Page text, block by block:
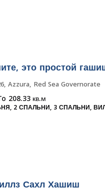
это простой
Azzura, Red Sea Governorate
208.33кв.м
2 СПАЛЬНИ, 3 СПАЛЬНИ,
Сахл Хашиш